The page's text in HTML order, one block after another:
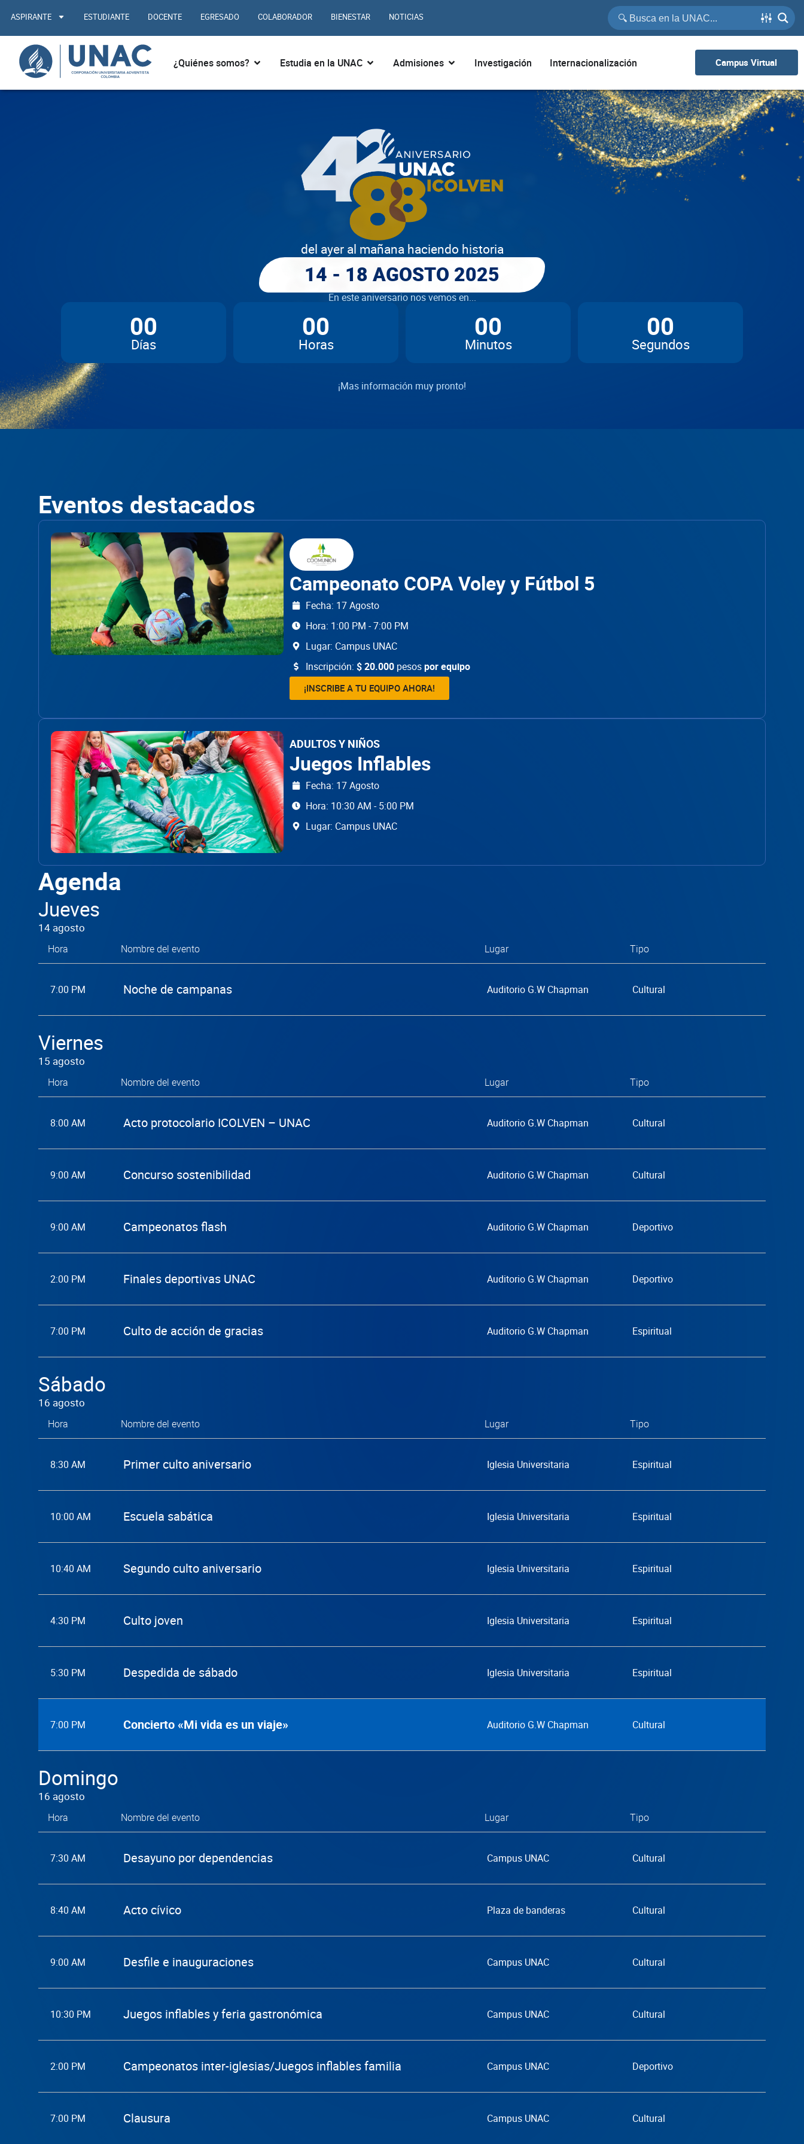
contenido
ASPIRANTE ESTUDIANTE DOCENTE EGRESADO COLABORADOR BIENESTAR NOTICIAS
¿Quiénes somos? Abrir ¿Quiénes somos?
Estudia en la UNAC Abrir Estudia en la UNAC
Admisiones Abrir Admisiones
Investigación Internacionalización Campus Virtual
del ayer al mañana haciendo historia
14 - 18 AGOSTO 2025
En este aniversario nos vemos en...
00
Días
00
Horas
00
Minutos
00
Segundos
¡Mas información muy pronto!
Eventos destacados
Campeonato COPA Voley y Fútbol 5
Fecha: 17 Agosto
Hora: 1:00 PM - 7:00 PM
Lugar: Campus UNAC
Inscripción: $ 20.000pesospor equipo
¡INSCRIBE A TU EQUIPO AHORA!
ADULTOS Y NIÑOS
Juegos Inflables
Fecha: 17 Agosto
Hora: 10:30 AM - 5:00 PM
Lugar: Campus UNAC
Agenda
Jueves
14 agosto
Hora
Nombre del evento Lugar Tipo
7:00 PM Noche de campanas Auditorio G.W Chapman Cultural
Viernes
15 agosto
Hora
Nombre del evento Lugar Tipo
8:00 AM Acto protocolario ICOLVEN – UNAC Auditorio G.W Chapman Cultural
9:00 AM Concurso sostenibilidad Auditorio G.W Chapman Cultural
9:00 AM Campeonatos flash Auditorio G.W Chapman Deportivo
2:00 PM Finales deportivas UNAC Auditorio G.W Chapman Deportivo
7:00 PM Culto de acción de gracias Auditorio G.W Chapman Espiritual
Sábado
16 agosto
Hora
Nombre del evento Lugar Tipo
8:30 AM Primer culto aniversario Iglesia Universitaria Espiritual
10:00 AM Escuela sabática Iglesia Universitaria Espiritual
10:40 AM Segundo culto aniversario Iglesia Universitaria Espiritual
4:30 PM Culto joven Iglesia Universitaria Espiritual
5:30 PM Despedida de sábado Iglesia Universitaria Espiritual
7:00 PM Concierto «Mi vida es un viaje» Auditorio G.W Chapman Cultural
Domingo
16 agosto
Hora
Nombre del evento Lugar Tipo
7:30 AM Desayuno por dependencias Campus UNAC Cultural
8:40 AM Acto cívico Plaza de banderas Cultural
9:00 AM Desfile e inauguraciones Campus UNAC Cultural
10:30 PM Juegos inflables y feria gastronómica Campus UNAC Cultural
2:00 PM Campeonatos inter-iglesias/Juegos inflables familia Campus UNAC Deportivo
7:00 PM Clausura Campus UNAC Cultural